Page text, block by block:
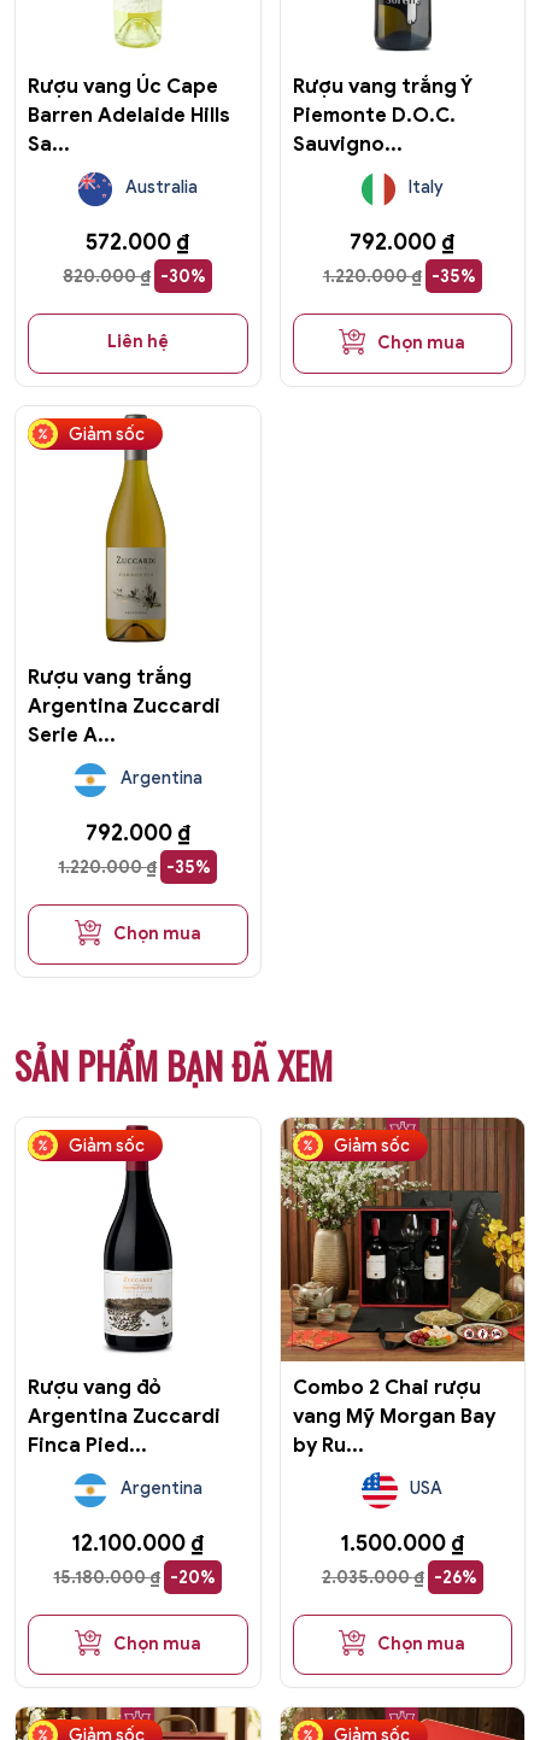
Rượu vang Úc Cape
Barren Adelaide Hills
Sa...
Australia
820.000₫ -30%
572.000 ₫
Liên hệ
Rượu vang trắng Ý
Piemonte D.O.C.
Sauvigno...
Italy
1.220.000₫ -35%
792.000 ₫
Chọn mua
Giảm sốc
Rượu vang trắng
Argentina Zuccardi
Serie A...
Argentina
1.220.000₫ -35%
792.000 ₫
Chọn mua
SẢN PHẨM BẠN ĐÃ XEM
Giảm sốc
Rượu vang đỏ
Argentina Zuccardi
Finca Pied...
Argentina
15.180.000₫ -20%
12.100.000 ₫
Chọn mua
Giảm sốc
Combo 2 Chai rượu
vang Mỹ Morgan Bay
by Ru...
USA
2.035.000₫ -26%
1.500.000 ₫
Chọn mua
Giảm sốc Giảm sốc